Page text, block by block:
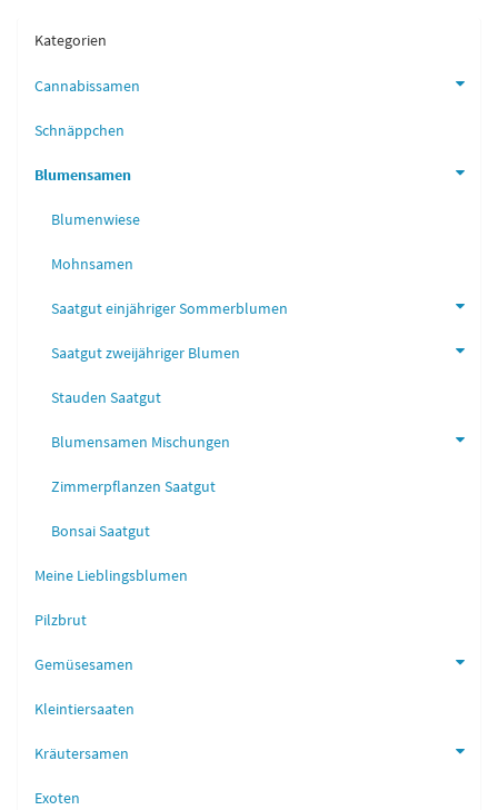
Kategorien
Cannabissamen
Schnäppchen
Blumensamen
Blumenwiese
Mohnsamen
Saatgut einjähriger Sommerblumen
Saatgut zweijähriger Blumen
Stauden Saatgut
Blumensamen Mischungen
Zimmerpflanzen Saatgut
Bonsai Saatgut
Meine Lieblingsblumen
Pilzbrut
Gemüsesamen
Kleintiersaaten
Kräutersamen
Exoten